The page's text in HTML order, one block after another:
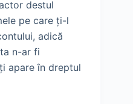
destul
pe care ţi-l
adică
n-ar fi
apare în dreptul